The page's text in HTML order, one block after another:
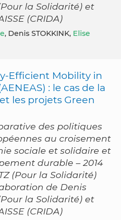
la Solidarité) et
(CRIDA)
, Denis STOKKINK, Elise
Efficient Mobility in
: le cas de la
les projets Green
des politiques
au croisement
sociale et solidaire et
durable – 2014
(Pour la Solidarité)
de Denis
la Solidarité) et
(CRIDA)